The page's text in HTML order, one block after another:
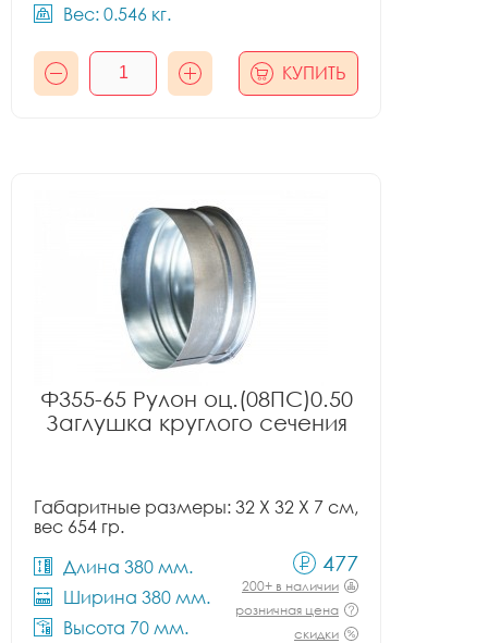
Вес: 0.546 кг.
КУПИТЬ
Ф355-65 Рулон оц.(08ПС)0.50
Заглушка круглого сечения
Габаритные размеры: 32 X 32 X 7 см,
вес 654 гр.
Длина 380 мм.
Ширина 380 мм.
Высота 70 мм.
477
200+ в наличии
розничная цена
скидки